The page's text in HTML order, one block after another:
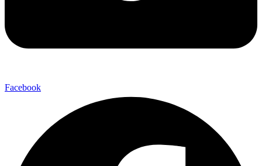
Facebook